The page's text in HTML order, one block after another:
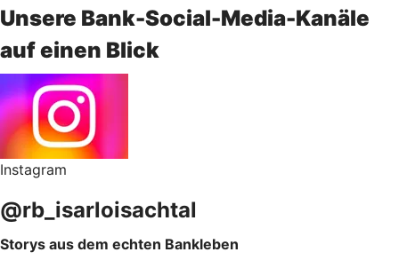
Unsere Bank-Social-Media-Kanäle
auf einen Blick
Instagram
@rb_isarloisachtal
Storys aus dem echten Bankleben